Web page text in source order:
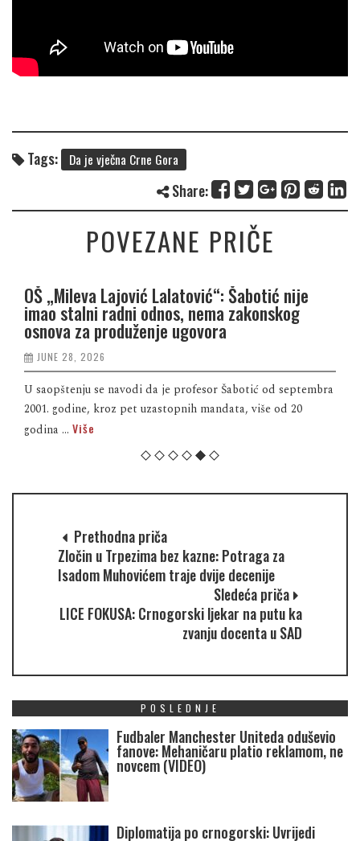
Tags: Da je vječna Crne Gora
Share:
POVEZANE PRIČE
OŠ „Mileva Lajović Lalatović“: Šabotić nije
imao stalni radni odnos, nema zakonskog
osnova za produženje ugovora
JUNE 28, 2026
U saopštenju se navodi da je profesor Šabotić od septembra
2001. godine, kroz pet uzastopnih mandata, više od 20
godina ... Više
Prethodna priča
Zločin u Trpezima bez kazne: Potraga za
Isadom Muhovićem traje dvije decenije
Sledeća priča
LICE FOKUSA: Crnogorski ljekar na putu ka
zvanju docenta u SAD
POSLEDNJE
Fudbaler Manchester Uniteda oduševio
fanove: Mehaničaru platio reklamom, ne
novcem (VIDEO)
Diplomatija po crnogorski: Uvrijedi